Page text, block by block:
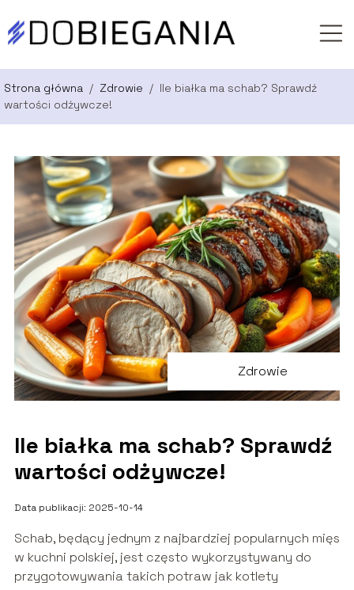
Strona główna / Zdrowie / Ile białka ma schab? Sprawdź
wartości odżywcze!
Zdrowie
Ile białka ma schab? Sprawdź
wartości odżywcze!
Data publikacji: 2025-10-14
Schab, będący jednym z najbardziej popularnych mięs
w kuchni polskiej, jest często wykorzystywany do
przygotowywania takich potraw jak kotlety